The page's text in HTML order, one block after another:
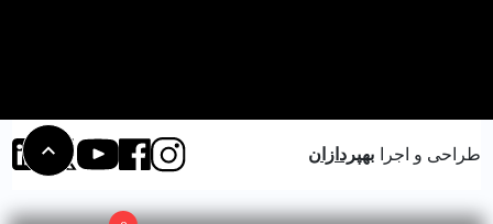
طراحی و اجرا بهپردازان